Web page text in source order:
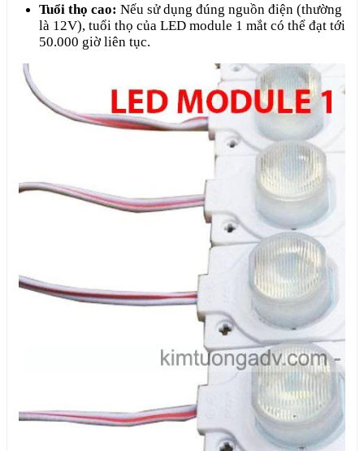
Tuổi thọ cao: Nếu sử dụng đúng nguồn điện (thường
là 12V), tuổi thọ của LED module 1 mắt có thể đạt tới
50.000 giờ liên tục.